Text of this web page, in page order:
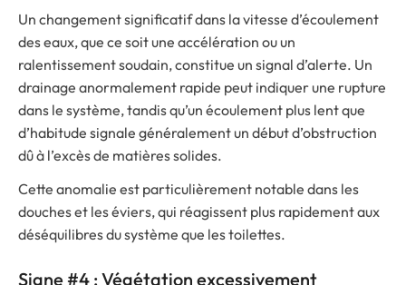
Un changement significatif dans la vitesse d’écoulement
des eaux, que ce soit une accélération ou un
ralentissement soudain, constitue un signal d’alerte. Un
drainage anormalement rapide peut indiquer une rupture
dans le système, tandis qu’un écoulement plus lent que
d’habitude signale généralement un début d’obstruction
dû à l’excès de matières solides.
Cette anomalie est particulièrement notable dans les
douches et les éviers, qui réagissent plus rapidement aux
déséquilibres du système que les toilettes.
Signe #4 : Végétation excessivement